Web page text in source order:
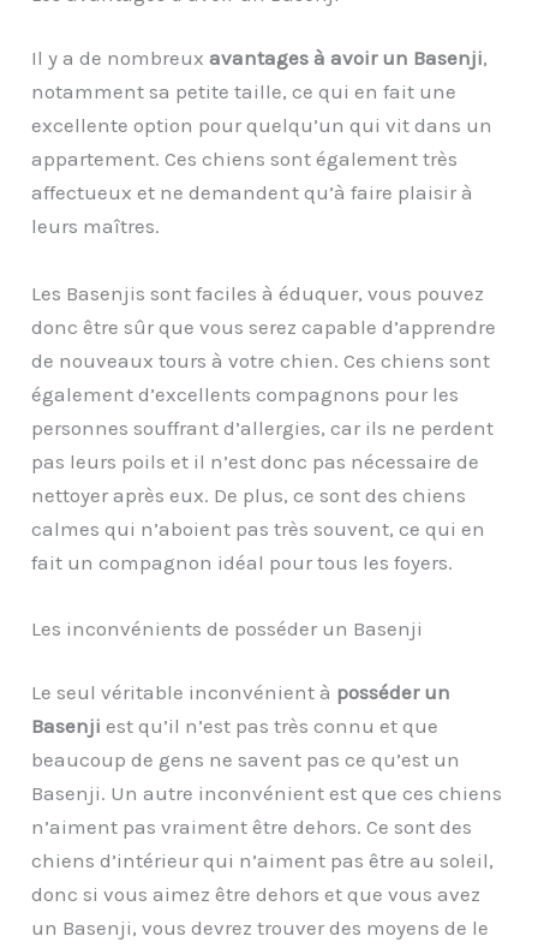
Il y a de nombreuxavantages à avoir un Basenji,
notamment sa petite taille, ce qui en fait une
excellente option pour quelqu’un qui vit dans un
appartement. Ces chiens sont également très
affectueux et ne demandent qu’à faire plaisir à
leurs maîtres.
Les Basenjis sont faciles à éduquer, vous pouvez
donc être sûr que vous serez capable d’apprendre
de nouveaux tours à votre chien. Ces chiens sont
également d’excellents compagnons pour les
personnes souffrant d’allergies, car ils ne perdent
pas leurs poils et il n’est donc pas nécessaire de
nettoyer après eux. De plus, ce sont des chiens
calmes qui n’aboient pas très souvent, ce qui en
fait un compagnon idéal pour tous les foyers.
Les inconvénients de posséder un Basenji
Le seul véritable inconvénient à posséder un
Basenji est qu’il n’est pas très connu et que
beaucoup de gens ne savent pas ce qu’est un
Basenji. Un autre inconvénient est que ces chiens
n’aiment pas vraiment être dehors. Ce sont des
chiens d’intérieur qui n’aiment pas être au soleil,
donc si vous aimez être dehors et que vous avez
un Basenji, vous devrez trouver des moyens de le